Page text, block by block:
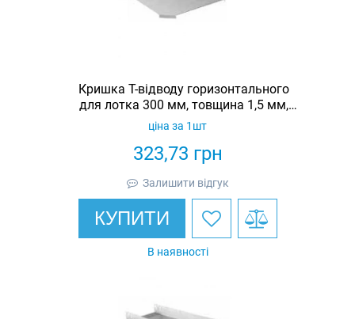
Кришка Т-відводу горизонтального
для лотка 300 мм, товщина 1,5 мм,
гарячеоцинкована, Eurotray
323,73 грн
ціна за 1шт
Залишити відгук
КУПИТИ
В наявності